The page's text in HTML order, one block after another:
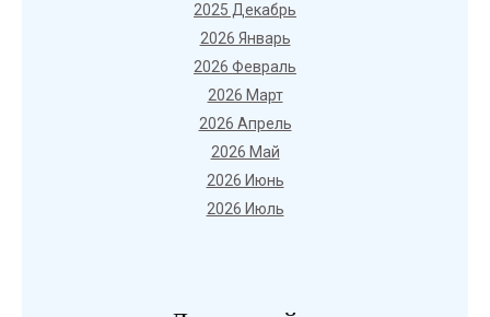
2025 Декабрь
2026 Январь
2026 Февраль
2026 Март
2026 Апрель
2026 Май
2026 Июнь
2026 Июль